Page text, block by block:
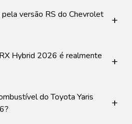
versão RS do Chevrolet
+
Hybrid 2026 é realmente
+
do Toyota Yaris
+